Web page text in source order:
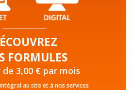
FORMULES
3,00 € par mois
au site et à nos services